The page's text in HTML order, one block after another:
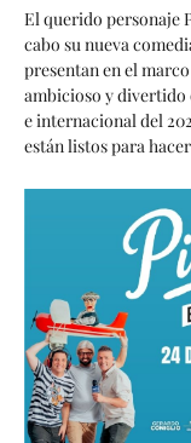
El querido personaje
cabo su nueva
presentan en el
ambicioso y divertido
e internacional del
están listos para